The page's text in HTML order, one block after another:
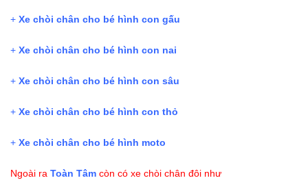
+ Xe chòi chân cho bé hình con gấu
+ Xe chòi chân cho bé hình con nai
+ Xe chòi chân cho bé hình con sâu
+ Xe chòi chân cho bé hình con thỏ
+ Xe chòi chân cho bé hình moto
Ngoài ra Toàn Tâm còn có xe chòi chân đôi như